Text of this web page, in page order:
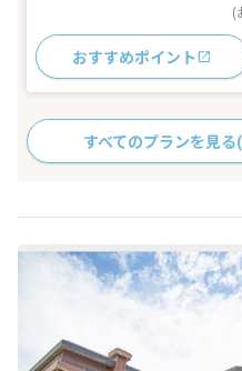
(
おすすめポイント
すべてのプランを見る